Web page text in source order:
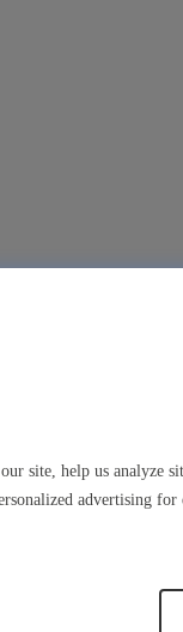
site, help us analyze
advertising